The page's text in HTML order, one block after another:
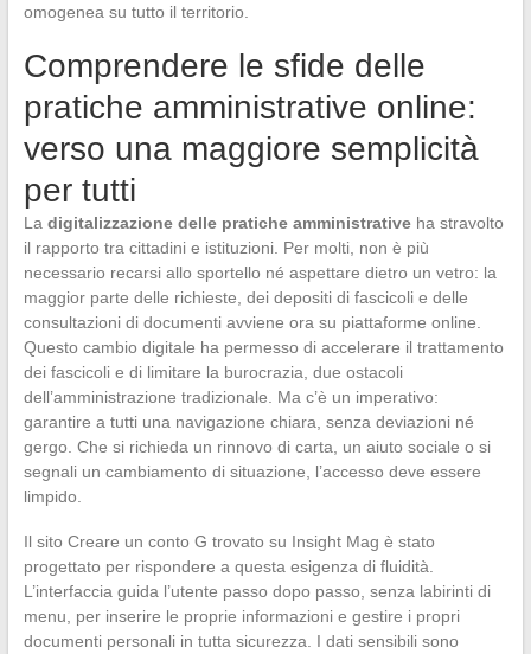
omogenea su tutto il territorio.
Comprendere le sfide delle
pratiche amministrative online:
verso una maggiore semplicità
per tutti
La digitalizzazione delle pratiche amministrativeha stravolto
il rapporto tra cittadini e istituzioni. Per molti, non è più
necessario recarsi allo sportello né aspettare dietro un vetro: la
maggior parte delle richieste, dei depositi di fascicoli e delle
consultazioni di documenti avviene ora su piattaforme online.
Questo cambio digitale ha permesso di accelerare il trattamento
dei fascicoli e di limitare la burocrazia, due ostacoli
dell’amministrazione tradizionale. Ma c’è un imperativo:
garantire a tutti una navigazione chiara, senza deviazioni né
gergo. Che si richieda un rinnovo di carta, un aiuto sociale o si
segnali un cambiamento di situazione, l’accesso deve essere
limpido.
Il sito Creare un conto G trovato su Insight Mag è stato
progettato per rispondere a questa esigenza di fluidità.
L’interfaccia guida l’utente passo dopo passo, senza labirinti di
menu, per inserire le proprie informazioni e gestire i propri
documenti personali in tutta sicurezza. I dati sensibili sono